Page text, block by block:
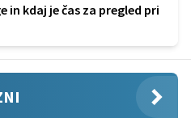
kdaj je čas za pregled pri